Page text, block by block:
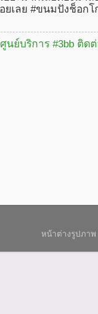
ยเลย #ขนมปังช็อก
ย์บริการ #3bb ติดต่
หน้าต่างรูปภา